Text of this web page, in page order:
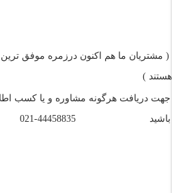
( مشتریان ما هم اکنون درزمره موفق
هستند )
جهت دریافت هرگونه مشاوره و یا کسب
باشید
44458835-021